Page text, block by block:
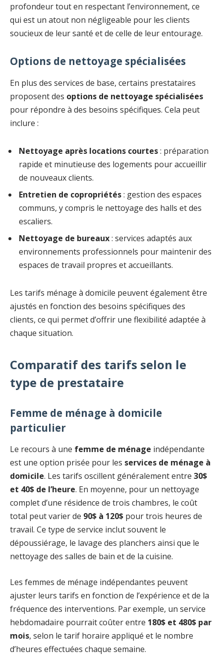
profondeur tout en respectant l’environnement, ce
qui est un atout non négligeable pour les clients
soucieux de leur santé et de celle de leur entourage.
Options de nettoyage spécialisées
En plus des services de base, certains prestataires
proposent des options de nettoyage spécialisées
pour répondre à des besoins spécifiques. Cela peut
inclure :
Nettoyage après locations courtes: préparation
rapide et minutieuse des logements pour accueillir
de nouveaux clients.
Entretien de copropriétés: gestion des espaces
communs, y compris le nettoyage des halls et des
escaliers.
Nettoyage de bureaux: services adaptés aux
environnements professionnels pour maintenir des
espaces de travail propres et accueillants.
Les tarifs ménage à domicile peuvent également être
ajustés en fonction des besoins spécifiques des
clients, ce qui permet d’offrir une flexibilité adaptée à
chaque situation.
Comparatif des tarifs selon le
type de prestataire
Femme de ménage à domicile
particulier
Le recours à une femme de ménage indépendante
est une option prisée pour les services de ménage à
domicile. Les tarifs oscillent généralement entre 30$
et 40$ de l’heure. En moyenne, pour un nettoyage
complet d’une résidence de trois chambres, le coût
total peut varier de 90$ à 120$ pour trois heures de
travail. Ce type de service inclut souvent le
dépoussiérage, le lavage des planchers ainsi que le
nettoyage des salles de bain et de la cuisine.
Les femmes de ménage indépendantes peuvent
ajuster leurs tarifs en fonction de l’expérience et de la
fréquence des interventions. Par exemple, un service
hebdomadaire pourrait coûter entre 180$ et 480$ par
mois, selon le tarif horaire appliqué et le nombre
d’heures effectuées chaque semaine.